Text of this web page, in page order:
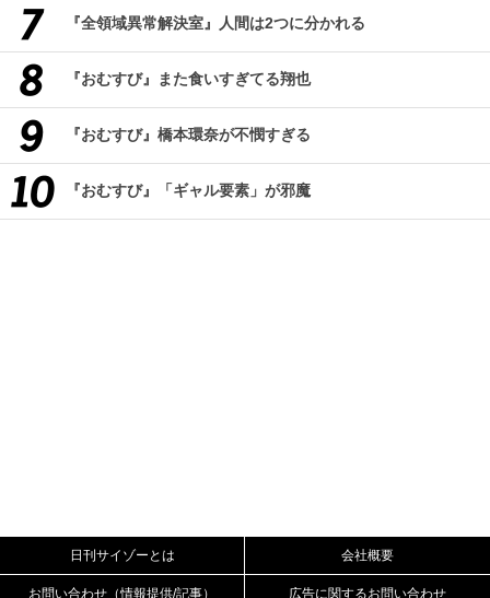
『全領域異常解決室』人間は2つに分かれる
『おむすび』また食いすぎてる翔也
『おむすび』橋本環奈が不憫すぎる
『おむすび』「ギャル要素」が邪魔
日刊サイゾーとは 会社概要
お問い合わせ（情報提供/記事） 広告に関するお問い合わせ